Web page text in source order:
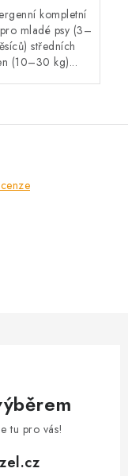
kompletní
mladé psy (3–
středních
(10–30 kg)...
tu pro vás!